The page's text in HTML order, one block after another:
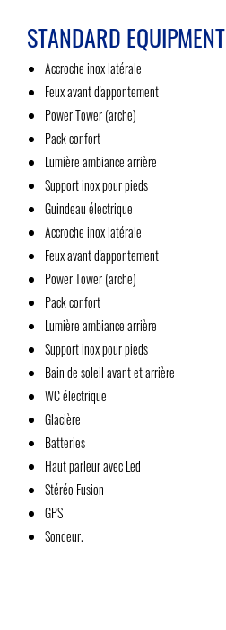
STANDARD EQUIPMENT
Accroche inox latérale
Feux avant d'appontement
Power Tower (arche)
Pack confort
Lumière ambiance arrière
Support inox pour pieds
Guindeau électrique
Accroche inox latérale
Feux avant d'appontement
Power Tower (arche)
Pack confort
Lumière ambiance arrière
Support inox pour pieds
Bain de soleil avant et arrière
WC électrique
Glacière
Batteries
Haut parleur avec Led
Stéréo Fusion
GPS
Sondeur.